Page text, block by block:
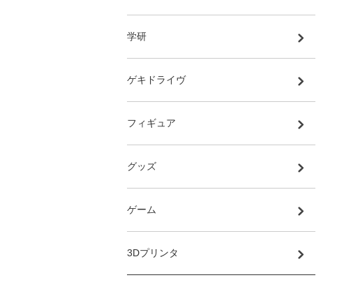
学研
ゲキドライヴ
フィギュア
グッズ
ゲーム
3Dプリンタ